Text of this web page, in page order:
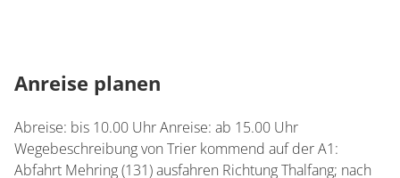
Anreise planen
Abreise: bis 10.00 Uhr Anreise: ab 15.00 Uhr
Wegebeschreibung von Trier kommend auf der A1:
Abfahrt Mehring (131) ausfahren Richtung Thalfang; nach